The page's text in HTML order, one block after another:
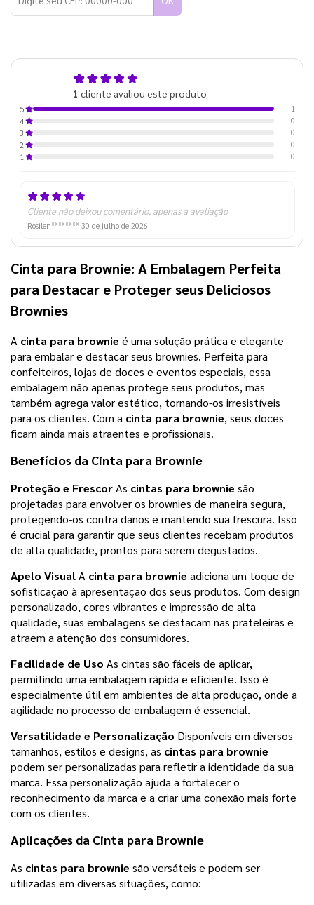
1 cliente avaliou este produto
5
1
4
0
3
0
2
0
1
0
Cliente não deixou comentário, apenas a avaliação
Rosilen******** 30 de julho de 2026
Cinta para Brownie: A Embalagem Perfeita
para Destacar e Proteger seus Deliciosos
Brownies
A cinta para brownie é uma solução prática e elegante
para embalar e destacar seus brownies. Perfeita para
confeiteiros, lojas de doces e eventos especiais, essa
embalagem não apenas protege seus produtos, mas
também agrega valor estético, tornando-os irresistíveis
para os clientes. Com a cinta para brownie, seus doces
ficam ainda mais atraentes e profissionais.
Benefícios da Cinta para Brownie
Proteção e FrescorAs cintas para brownie são
projetadas para envolver os brownies de maneira segura,
protegendo-os contra danos e mantendo sua frescura. Isso
é crucial para garantir que seus clientes recebam produtos
de alta qualidade, prontos para serem degustados.
Apelo VisualA cinta para brownie adiciona um toque de
sofisticação à apresentação dos seus produtos. Com design
personalizado, cores vibrantes e impressão de alta
qualidade, suas embalagens se destacam nas prateleiras e
atraem a atenção dos consumidores.
Facilidade de Uso As cintas são fáceis de aplicar,
permitindo uma embalagem rápida e eficiente. Isso é
especialmente útil em ambientes de alta produção, onde a
agilidade no processo de embalagem é essencial.
Versatilidade e Personalização Disponíveis em diversos
tamanhos, estilos e designs, as cintas para brownie
podem ser personalizadas para refletir a identidade da sua
marca. Essa personalização ajuda a fortalecer o
reconhecimento da marca e a criar uma conexão mais forte
com os clientes.
Aplicações da Cinta para Brownie
As cintas para brownie são versáteis e podem ser
utilizadas em diversas situações, como: